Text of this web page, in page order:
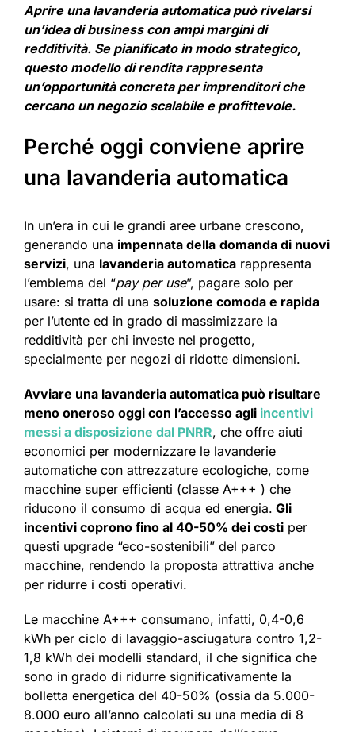
Aprire una lavanderia automatica può rivelarsi
un’idea di business con ampi margini di
redditività. Se pianificato in modo strategico,
questo modello di rendita rappresenta
un’opportunità concreta per imprenditori che
cercano un negozio scalabile e profittevole.
Perché oggi conviene aprire
una lavanderia automatica
In un’era in cui le grandi aree urbane crescono,
generando una impennata della domanda di nuovi
servizi, una lavanderia automatica rappresenta
l’emblema del “pay per use”, pagare solo per
usare: si tratta di una soluzione comoda e rapida
per l’utente ed in grado di massimizzare la
redditività per chi investe nel progetto,
specialmente per negozi di ridotte dimensioni.
Avviare una lavanderia automatica può risultare
meno oneroso oggi con l’accesso agli incentivi
messi a disposizione dal PNRR, che offre aiuti
economici per modernizzare le lavanderie
automatiche con attrezzature ecologiche, come
macchine super efficienti (classe A+++ ) che
riducono il consumo di acqua ed energia. Gli
incentivi coprono fino al 40-50% dei costi per
questi upgrade “eco-sostenibili” del parco
macchine, rendendo la proposta attrattiva anche
per ridurre i costi operativi.
Le macchine A+++ consumano, infatti, 0,4-0,6
kWh per ciclo di lavaggio-asciugatura contro 1,2-
1,8 kWh dei modelli standard, il che significa che
sono in grado di ridurre significativamente la
bolletta energetica del 40-50% (ossia da 5.000-
8.000 euro all’anno calcolati su una media di 8